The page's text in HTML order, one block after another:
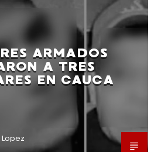
ARMADOS
A TRES
EN CAUCA